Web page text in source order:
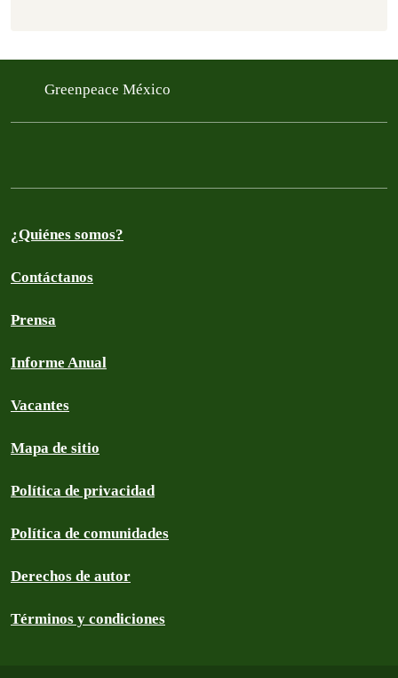
Greenpeace México
¿Quiénes somos?
Contáctanos
Prensa
Informe Anual
Vacantes
Mapa de sitio
Política de privacidad
Política de comunidades
Derechos de autor
Términos y condiciones